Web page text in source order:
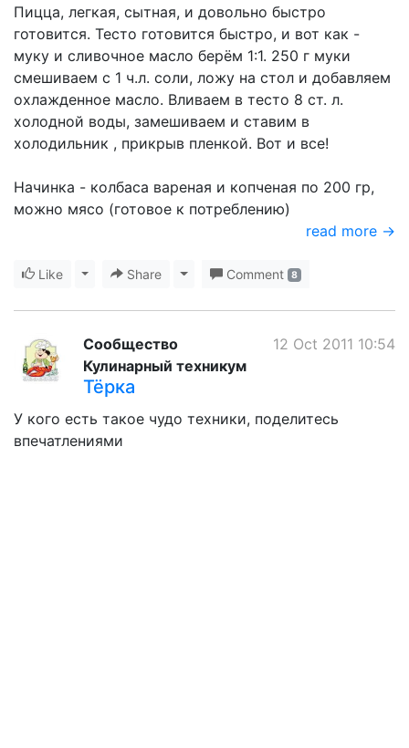
Пицца, легкая, сытная, и довольно быстро
готовится. Тесто готовится быстро, и вот как -
муку и сливочное масло берём 1:1. 250 г муки
смешиваем с 1 ч.л. соли, ложу на стол и добавляем
охлажденное масло. Вливаем в тесто 8 ст. л.
холодной воды, замешиваем и ставим в
холодильник , прикрыв пленкой. Вот и все!
Начинка - колбаса вареная и копченая по 200 гр,
можно мясо (готовое к потреблению)
read more →
Like Toggle Dropdown
Share Toggle Dropdown
Comment 8
12 Oct 2011 10:54
Сообщество
Кулинарный техникум
Тёрка
У кого есть такое чудо техники, поделитесь
впечатлениями